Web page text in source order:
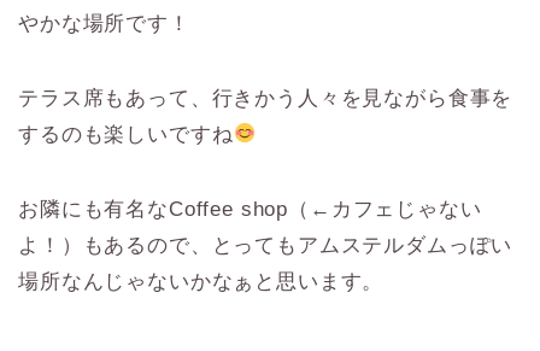
やかな場所です！
テラス席もあって、行きかう人々を見ながら食事を
するのも楽しいですね
お隣にも有名なCoffee shop（←カフェじゃない
よ！）もあるので、とってもアムステルダムっぽい
場所なんじゃないかなぁと思います。